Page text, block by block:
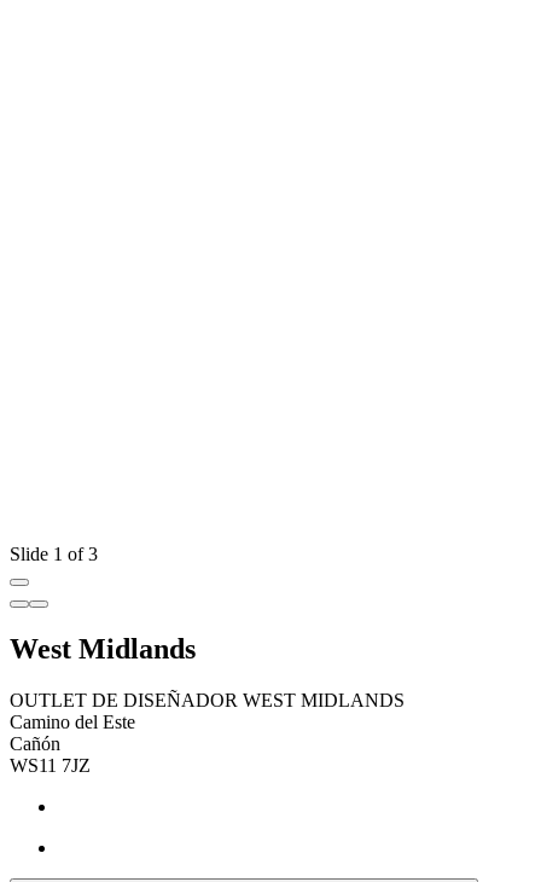
Slide 1 of 3
West Midlands
OUTLET DE DISEÑADOR WEST MIDLANDS
Camino del Este
Cañón
WS11 7JZ